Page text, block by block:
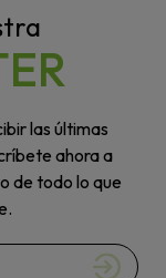
las últimas
ahora a
de todo lo que